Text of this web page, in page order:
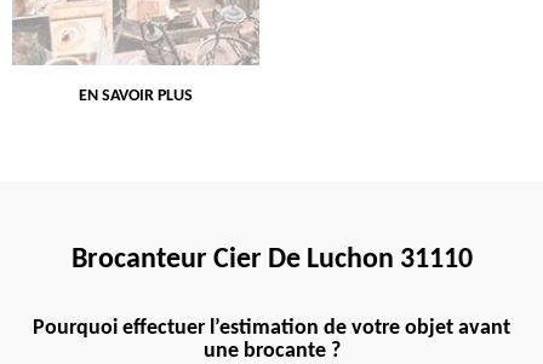
EN SAVOIR PLUS
Brocanteur Cier De Luchon 31110
Pourquoi effectuer l’estimation de votre objet avant
une brocante ?